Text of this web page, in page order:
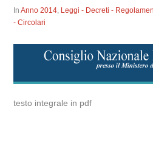
InAnno 2014, Leggi - Decreti -
- Circolari
testo integrale in pdf